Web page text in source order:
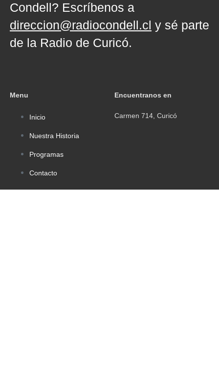
Condell? Escríbenos a
direccion@radiocondell.cl y sé parte
de la Radio de Curicó.
Menu
Inicio
Nuestra Historia
Programas
Contacto
Encuentranos en
Carmen 714, Curicó